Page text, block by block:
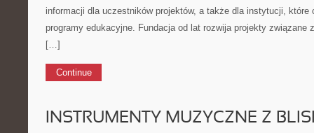
informacji dla uczestników projektów, a także dla instytucji, które
programy edukacyjne. Fundacja od lat rozwija projekty związane
[…]
Continue
INSTRUMENTY MUZYCZNE Z